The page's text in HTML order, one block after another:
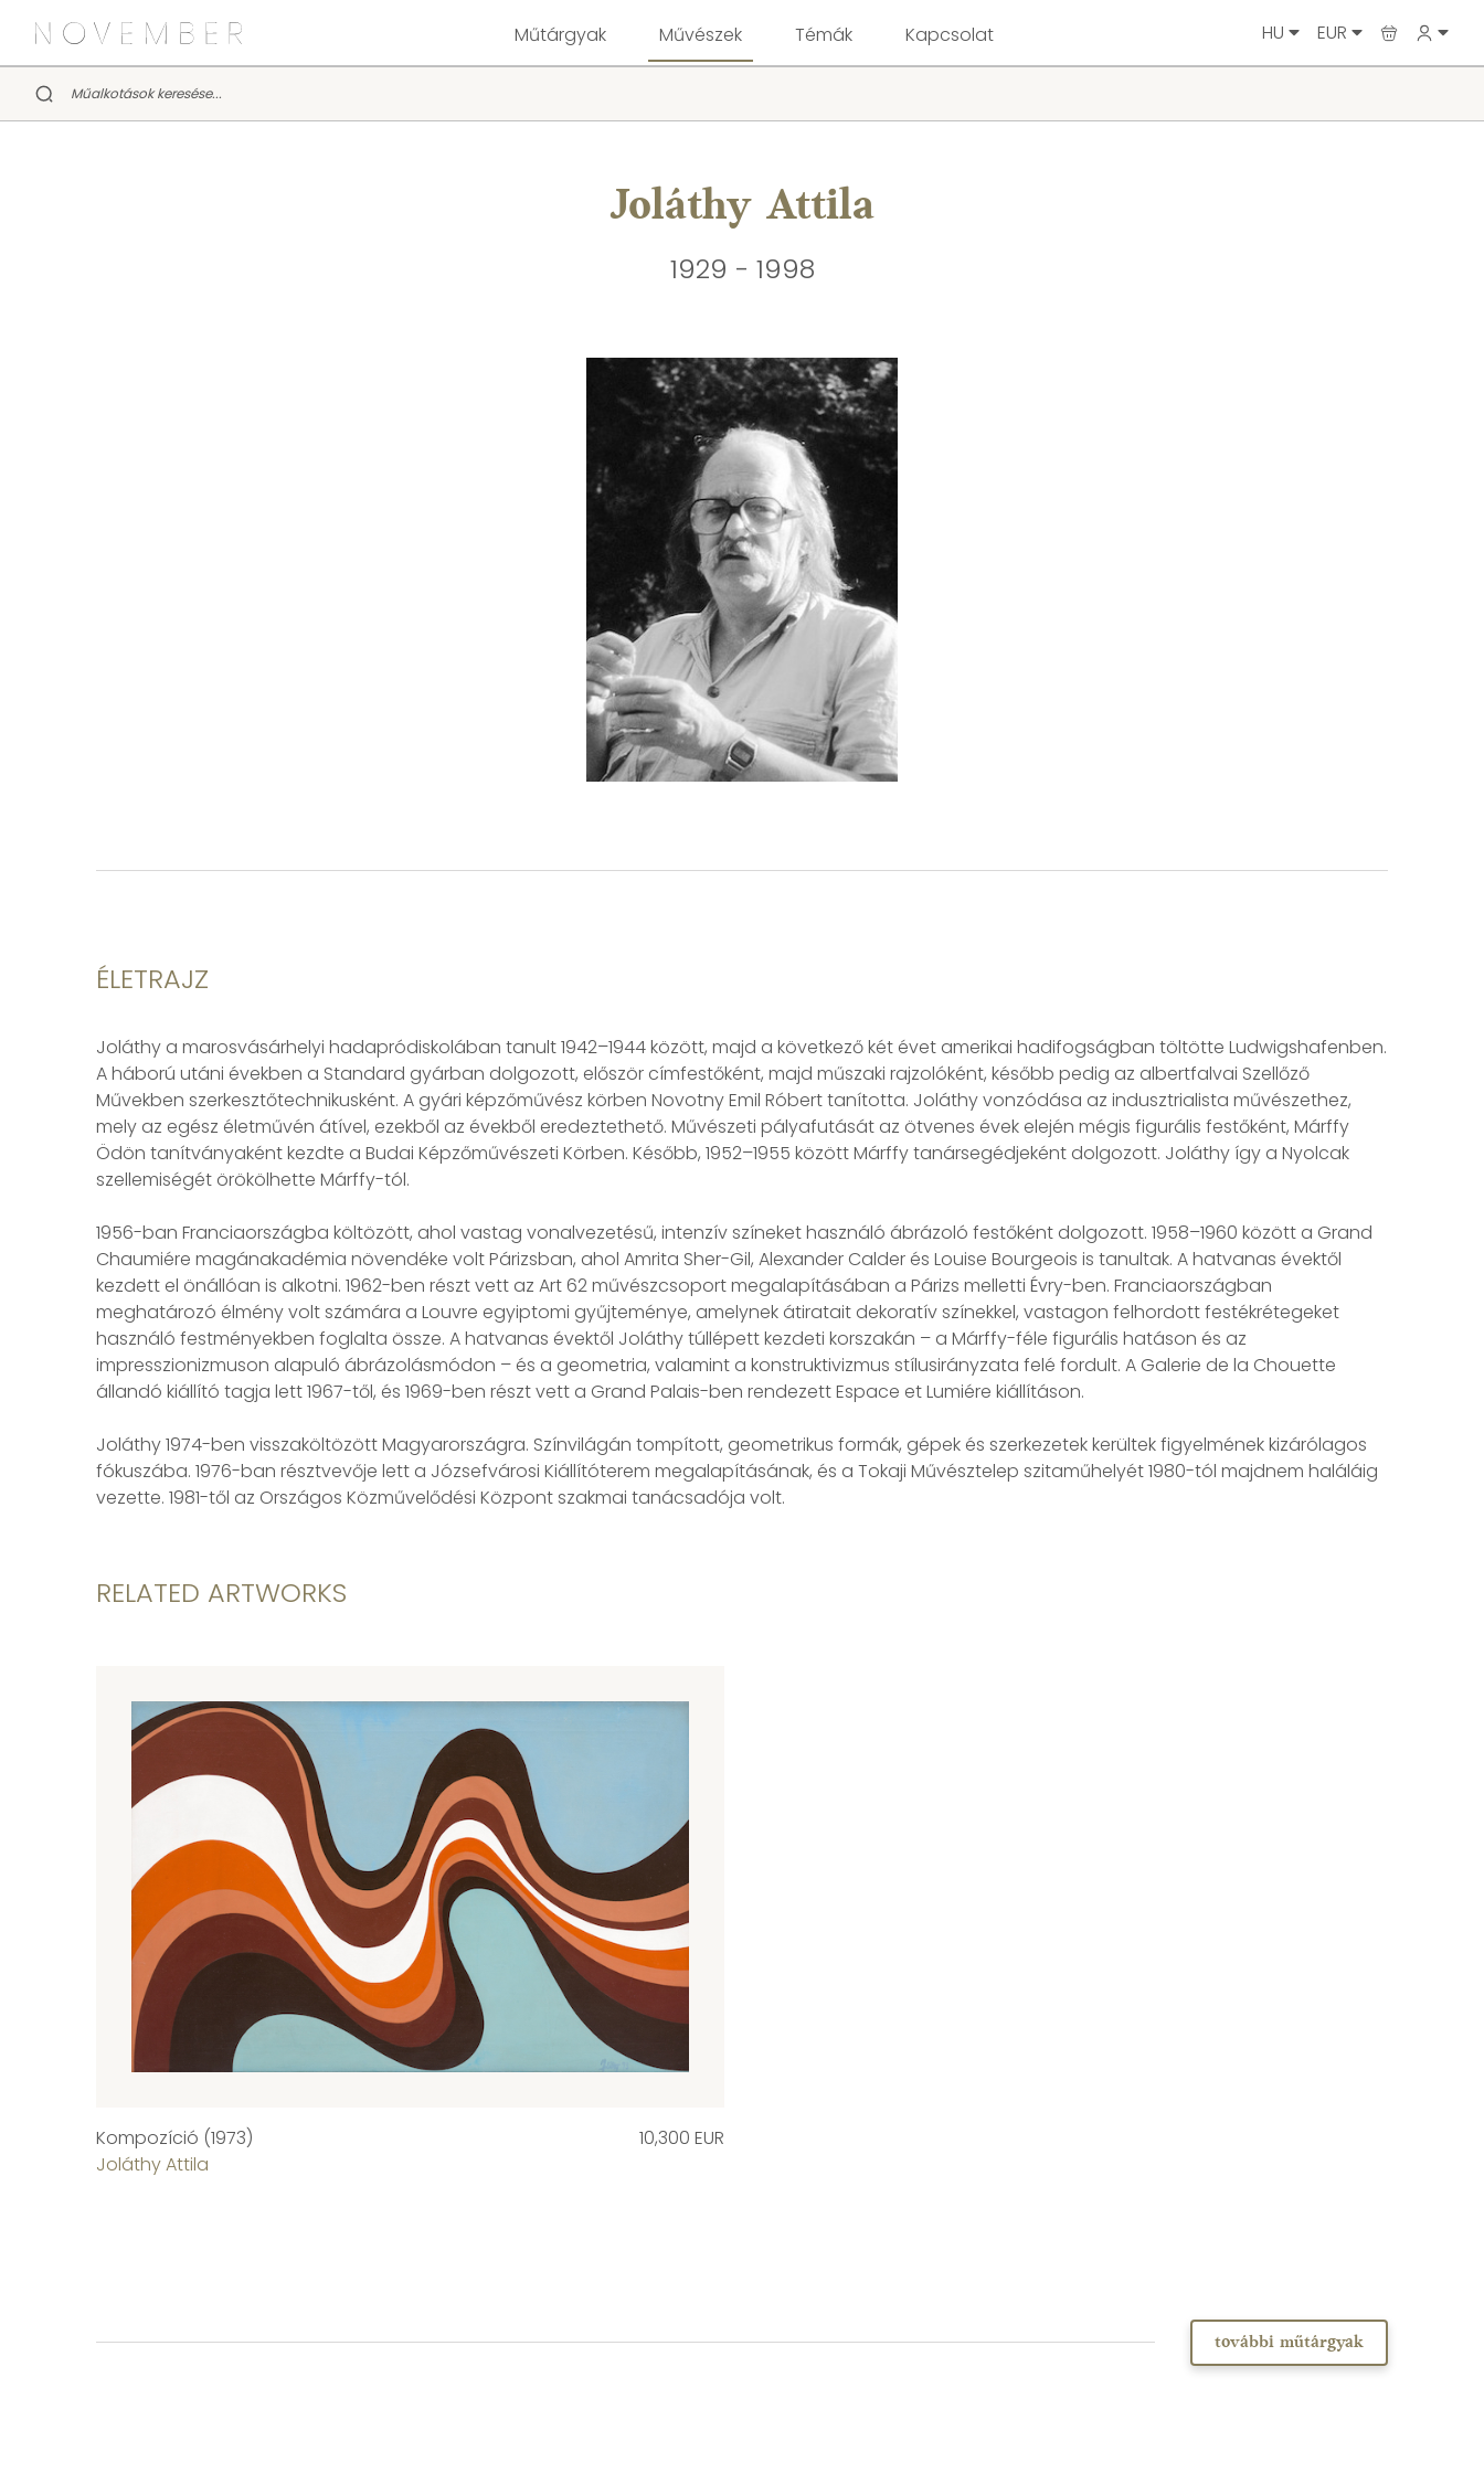
Műtárgyak Művészek Témák Kapcsolat HU EUR
Joláthy Attila
1929 - 1998
ÉLETRAJZ
Joláthy a marosvásárhelyi hadapródiskolában tanult 1942–1944 között, majd a következő két évet amerikai hadifogságban töltötte Ludwigshafenben.
A háború utáni években a Standard gyárban dolgozott, először címfestőként, majd műszaki rajzolóként, később pedig az albertfalvai Szellőző
Művekben szerkesztőtechnikusként. A gyári képzőművész körben Novotny Emil Róbert tanította. Joláthy vonzódása az indusztrialista művészethez,
mely az egész életművén átível, ezekből az évekből eredeztethető. Művészeti pályafutását az ötvenes évek elején mégis figurális festőként, Márffy
Ödön tanítványaként kezdte a Budai Képzőművészeti Körben. Később, 1952–1955 között Márffy tanársegédjeként dolgozott. Joláthy így a Nyolcak
szellemiségét örökölhette Márffy-tól.
1956-ban Franciaországba költözött, ahol vastag vonalvezetésű, intenzív színeket használó ábrázoló festőként dolgozott. 1958–1960 között a Grand
Chaumiére magánakadémia növendéke volt Párizsban, ahol Amrita Sher-Gil, Alexander Calder és Louise Bourgeois is tanultak. A hatvanas évektől
kezdett el önállóan is alkotni. 1962-ben részt vett az Art 62 művészcsoport megalapításában a Párizs melletti Évry-ben. Franciaországban
meghatározó élmény volt számára a Louvre egyiptomi gyűjteménye, amelynek átiratait dekoratív színekkel, vastagon felhordott festékrétegeket
használó festményekben foglalta össze. A hatvanas évektől Joláthy túllépett kezdeti korszakán – a Márffy-féle figurális hatáson és az
impresszionizmuson alapuló ábrázolásmódon – és a geometria, valamint a konstruktivizmus stílusirányzata felé fordult. A Galerie de la Chouette
állandó kiállító tagja lett 1967-től, és 1969-ben részt vett a Grand Palais-ben rendezett Espace et Lumiére kiállításon.
Joláthy 1974-ben visszaköltözött Magyarországra. Színvilágán tompított, geometrikus formák, gépek és szerkezetek kerültek figyelmének kizárólagos
fókuszába. 1976-ban résztvevője lett a Józsefvárosi Kiállítóterem megalapításának, és a Tokaji Művésztelep szitaműhelyét 1980-tól majdnem haláláig
vezette. 1981-től az Országos Közművelődési Központ szakmai tanácsadója volt.
RELATED ARTWORKS
Kompozíció (1973)
Joláthy Attila
10,300 EUR
további műtárgyak